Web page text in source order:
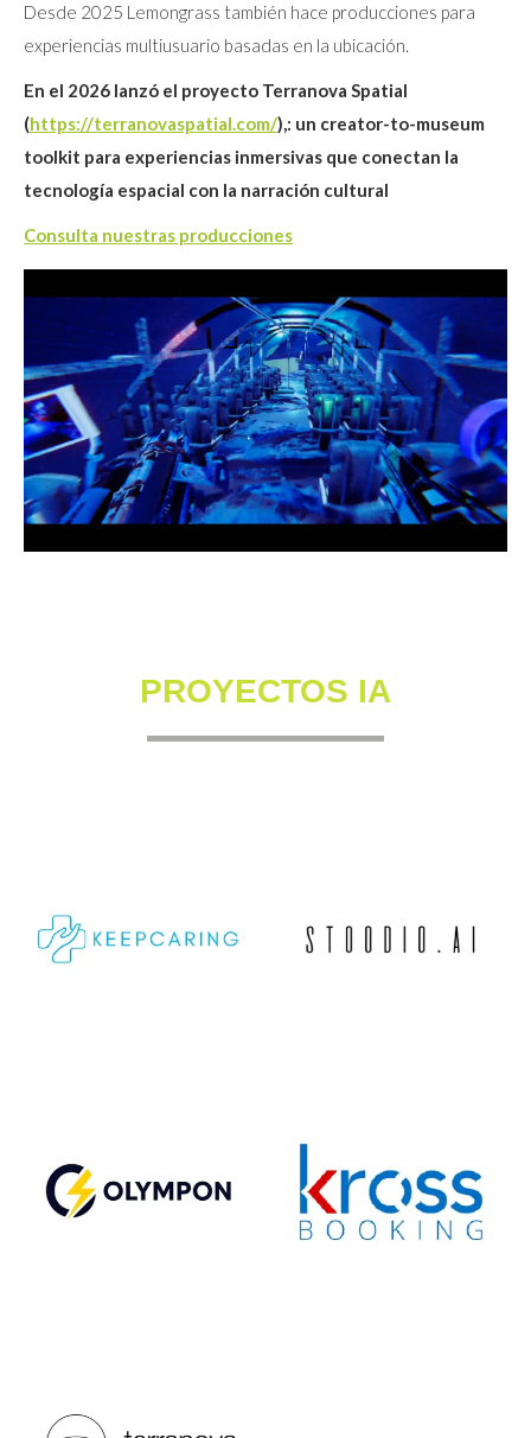
Desde 2025 Lemongrass también hace producciones para
experiencias multiusuario basadas en la ubicación.
En el 2026 lanzó el proyecto Terranova Spatial
(https://terranovaspatial.com/),: un creator-to-museum
toolkit para experiencias inmersivas que conectan la
tecnología espacial con la narración cultural
Consulta nuestras producciones
PROYECTOS IA